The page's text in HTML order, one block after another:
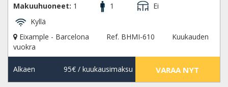
Makuuhuoneet: 1 1
Ei
Kyllä
Eixample - Barcelona
Ref. BHMI-610
Kuukauden
vuokra
Alkaen 95€/ kuukausimaksu VARAA NYT